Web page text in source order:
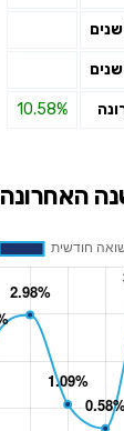
10.58%
האחרונה